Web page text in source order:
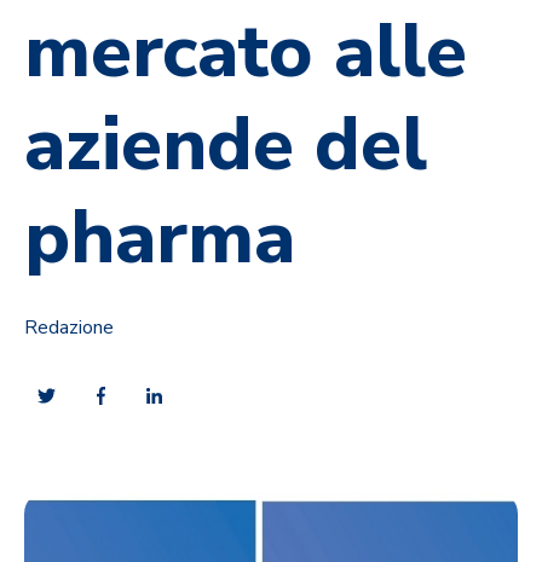
mercato alle
aziende del
pharma
Redazione